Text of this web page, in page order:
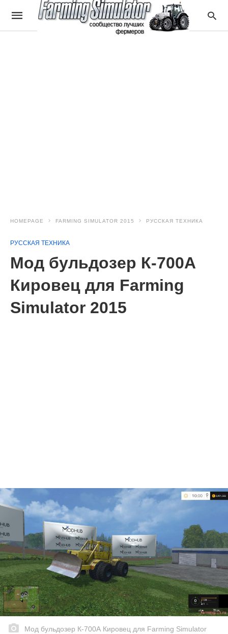
HOMEPAGE FARMING SIMULATOR 2015 РУССКАЯ ТЕХНИКА
РУССКАЯ ТЕХНИКА
Мод бульдозер К-700А
Кировец для Farming
Simulator 2015
Мод бульдозер К-700А Кировец для Farming Simulator